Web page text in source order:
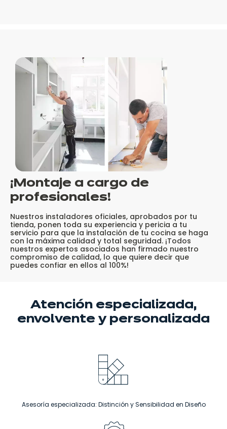
¡Montaje a cargo de
profesionales!
Nuestros instaladores oficiales, aprobados por tu
tienda, ponen toda su experiencia y pericia a tu
servicio para que la instalación de tu cocina se haga
con la máxima calidad y total seguridad. ¡Todos
nuestros expertos asociados han firmado nuestro
compromiso de calidad, lo que quiere decir que
puedes confiar en ellos al 100%!
Atención especializada,
envolvente y personalizada
Asesoría especializada: Distinción y Sensibilidad en Diseño